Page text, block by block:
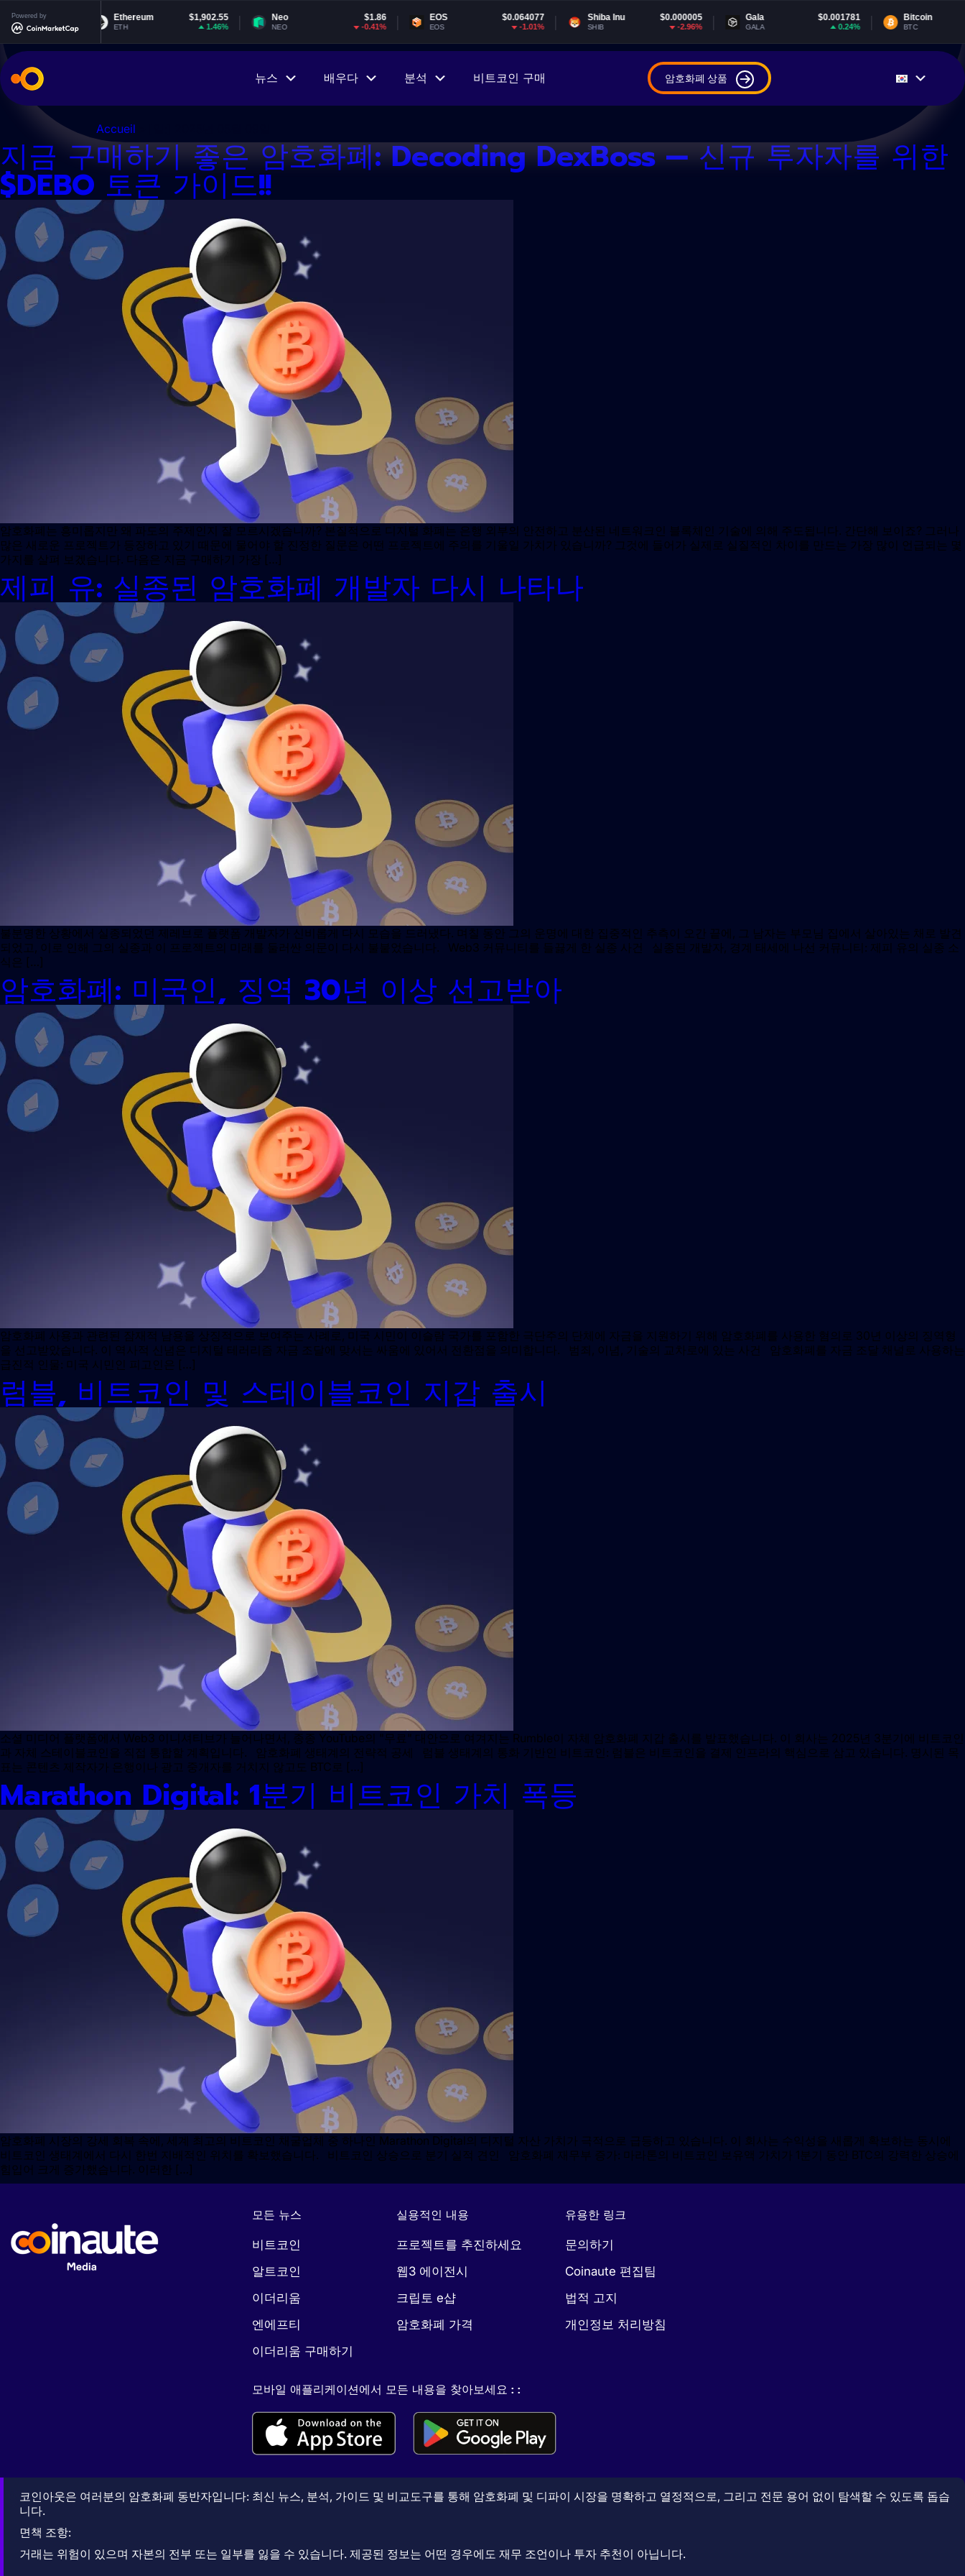
로
건
너
뛰
Powered byEthereum $1,902.55
ETH
Neo
NEO
EOS $0.064077
EOS
Shiba Inu $0.000005
SHIB
Gala $0.001781
GALA
Bitcoin $64,505.03
BTC
뉴스 배우다 분석 비트코인 구매 암호화폐 상품
Accueil
지금 구매하기 좋은 암호화폐: Decoding DexBoss — 신규 투자자를 위한
$DEBO 토큰 가이드!!
암호화폐는 흥미롭지만 왜 파도의 주제인지 잘 모르시겠습니까? 본질적으로 디지털 화폐는 은행 외부의 안전하고 분산된 네트워크인 블록체인 기술에 의해 주도됩니다. 간단해 보이죠? 그러나
많은 새로운 프로젝트가 등장하고 있기 때문에 물어야 할 진정한 질문은 어떤 프로젝트에 주의를 기울일 가치가 있습니까? 그것에 들어가 실제로 실질적인 차이를 만드는 가장 많이 언급되는 몇
가지를 살펴 보겠습니다. 다음은 지금 구매하기 가장 […]
제피 유: 실종된 암호화폐 개발자 다시 나타나
불분명한 상황에서 실종되었던 제레브로 플랫폼 개발자가 신비롭게 다시 모습을 드러냈다. 며칠 동안 그의 운명에 대한 집중적인 추측이 오간 끝에, 그 남자는 부모님 집에서 살아있는 채로 발견
되었고, 이로 인해 그의 실종과 이 프로젝트의 미래를 둘러싼 의문이 다시 불붙었습니다. Web3 커뮤니티를 들끓게 한 실종 사건 실종된 개발자, 경계 태세에 나선 커뮤니티: 제피 유의 실종 소
식은 […]
암호화폐: 미국인, 징역 30년 이상 선고받아
암호화폐 사용과 관련된 잠재적 남용을 상징적으로 보여주는 사례로, 미국 시민이 이슬람 국가를 포함한 극단주의 단체에 자금을 지원하기 위해 암호화폐를 사용한 혐의로 30년 이상의 징역형
을 선고받았습니다. 이 역사적 신념은 디지털 테러리즘 자금 조달에 맞서는 싸움에 있어서 전환점을 의미합니다. 범죄, 이념, 기술의 교차로에 있는 사건 암호화폐를 자금 조달 채널로 사용하는
급진적 인물: 미국 시민인 피고인은 […]
럼블, 비트코인 ​​및 스테이블코인 지갑 출시
소셜 미디어 플랫폼에서 Web3 이니셔티브가 늘어나면서, 종종 YouTube의 "무료" 대안으로 여겨지는 Rumble이 자체 암호화폐 지갑 출시를 발표했습니다. 이 회사는 2025년 3분기에 비트코인
과 자체 스테이블코인을 직접 통합할 계획입니다. 암호화폐 생태계의 전략적 공세 럼블 생태계의 통화 기반인 비트코인: 럼블은 비트코인을 결제 인프라의 핵심으로 삼고 있습니다. 명시된 목
표는 콘텐츠 제작자가 은행이나 광고 중개자를 거치지 않고도 BTC로 […]
Marathon Digital: 1분기 비트코인 ​​가치 폭등
암호화폐 시장의 강세 회복 속에, 세계 최고의 비트코인 ​​채굴업체 중 하나인 Marathon Digital의 디지털 자산 가치가 극적으로 급등하고 있습니다. 이 회사는 수익성을 새롭게 확보하는 동시에
비트코인 ​​생태계에서 다시 한번 지배적인 위치를 확보했습니다. 비트코인 상승으로 분기 실적 견인 암호화폐 재무부 증가: 마라톤의 비트코인 ​​보유액 가치가 1분기 동안 BTC의 강력한 상승에
힘입어 크게 증가했습니다. 이러한 […]
모든 뉴스
비트코인
알트코인
이더리움
엔에프티
이더리움 구매하기
실용적인 내용
프로젝트를 추진하세요
웹3 에이전시
크립토 e샵
암호화폐 가격
유용한 링크
문의하기
Coinaute 편집팀
법적 고지
개인정보 처리방침
모바일 애플리케이션에서 모든 내용을 찾아보세요 : :
코인아웃은 여러분의 암호화폐 동반자입니다: 최신 뉴스, 분석, 가이드 및 비교도구를 통해 암호화폐 및 디파이 시장을 명확하고 열정적으로, 그리고 전문 용어 없이 탐색할 수 있도록 돕습
니다.
면책 조항:
거래는 위험이 있으며 자본의 전부 또는 일부를 잃을 수 있습니다. 제공된 정보는 어떤 경우에도 재무 조언이나 투자 추천이 아닙니다.